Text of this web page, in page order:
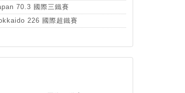
70.3 國際三鐵賽
226 國際超鐵賽